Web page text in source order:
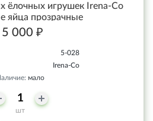
ёлочных игрушек Irena-Co
яйца прозрачные
5 000 ₽
5-028
Irena-Co
мало
шт